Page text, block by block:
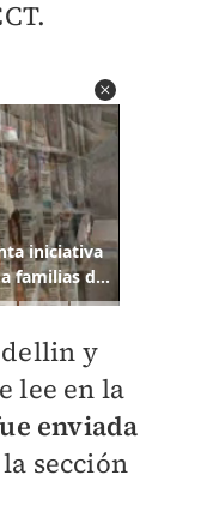
y
lee en la
enviada
sección